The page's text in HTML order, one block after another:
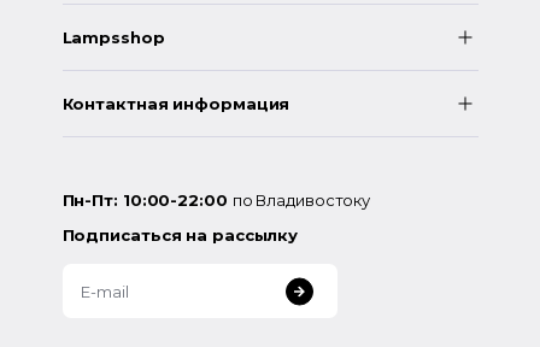
Lampsshop
Контактная информация
Пн-Пт: 10:00-22:00 по Владивостоку
Подписаться на рассылку